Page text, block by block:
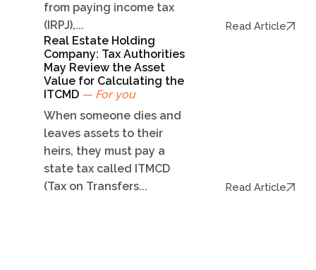
from paying income tax
(IRPJ),...
Read Article
Real Estate Holding
Company: Tax Authorities
May Review the Asset
Value for Calculating the
ITCMD — For you
When someone dies and
leaves assets to their
heirs, they must pay a
state tax called ITMCD
(Tax on Transfers...
Read Article